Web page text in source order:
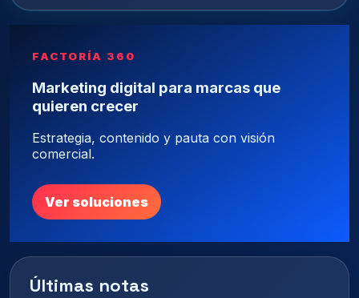
FACTORÍA 360
Marketing digital para marcas que
quieren crecer
Estrategia, contenido y pauta con visión
comercial.
Ver soluciones
Últimas notas